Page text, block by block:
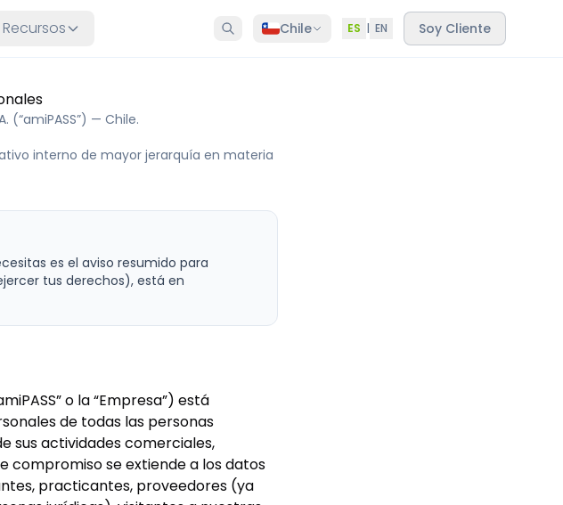
Recursos Chile ES | EN Soy Cliente
(“amiPASS”) — Chile.
interno de mayor jerarquía en materia
es el aviso resumido para
tus derechos), está en
o la “Empresa”) está
de todas las personas
sus actividades comerciales,
compromiso se extiende a los datos
practicantes, proveedores (ya